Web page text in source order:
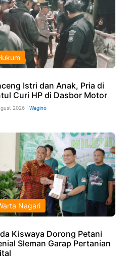
Istri dan Anak, Pria di
Curi HP di Dasbor Motor
2026 | Wagino
Nagari
Kiswaya Dorong Petani
Sleman Garap Pertanian